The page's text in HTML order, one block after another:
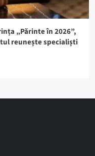
„Părinte în 2026”,
reunește specialiști